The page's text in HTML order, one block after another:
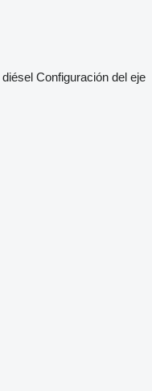
diésel Configuración del eje